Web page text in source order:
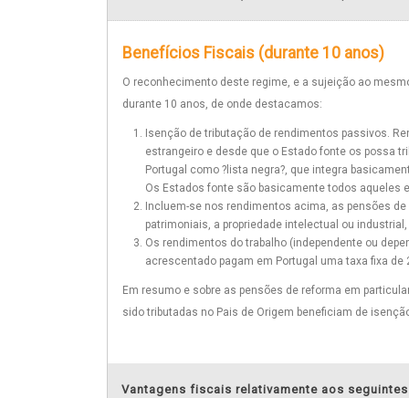
Benefícios Fiscais (durante 10 anos)
O reconhecimento deste regime, e a sujeição ao
durante 10 anos, de onde destacamos:
Isenção de tributação de rendimentos passivos.
estrangeiro e desde que o Estado fonte os possa
Portugal como ?lista negra?, que integra
Os Estados fonte são basicamente todos aqueles
Incluem-se nos rendimentos acima, as pensões
patrimoniais, a propriedade intelectual ou
Os rendimentos do trabalho (independente ou
acrescentado pagam em Portugal uma taxa fixa de
Em resumo e sobre as pensões de reforma em
sido tributadas no Pais de Origem beneficiam de
Vantagens fiscais relativamente aos